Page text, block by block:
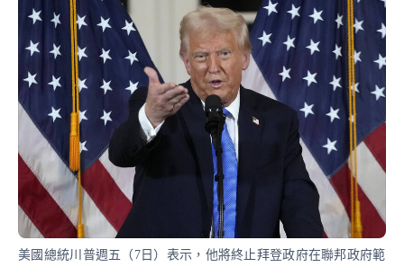
美國總統川普週五（7日）表示，他將終止拜登政府在聯邦政府範